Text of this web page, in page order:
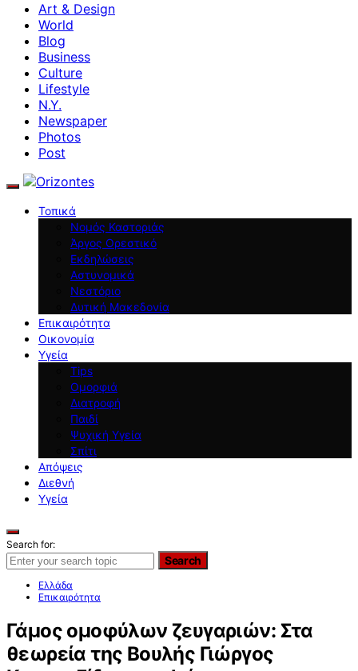
Art & Design
World
Blog
Business
Culture
Lifestyle
N.Y.
Newspaper
Photos
Post
Τοπικά
Νομός Καστοριάς
Άργος Ορεστικό
Εκδηλώσεις
Αστυνομικά
Νεστόριο
Δυτική Μακεδονία
Επικαιρότητα
Οικονομία
Υγεία
Tips
Ομορφιά
Διατροφή
Παιδί
Ψυχική Υγεία
Σπίτι
Απόψεις
Διεθνή
Υγεία
Search for:
Search
Ελλάδα
Επικαιρότητα
Γάμος ομοφύλων ζευγαριών: Στα
θεωρεία της Βουλής Γιώργος